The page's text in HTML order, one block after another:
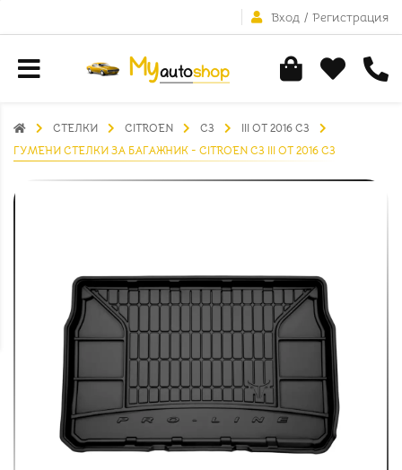
Вход / Регистрация
СТЕЛКИ CITROEN C3
III ОТ 2016 C3
ГУМЕНИ СТЕЛКИ ЗА БАГАЖНИК - CITROEN C3 III ОТ 2016 C3